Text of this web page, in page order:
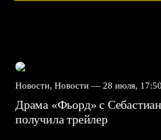
Новости, Новости — 28 июля, 17:50
Драма «Фьорд» с
получила трейлер